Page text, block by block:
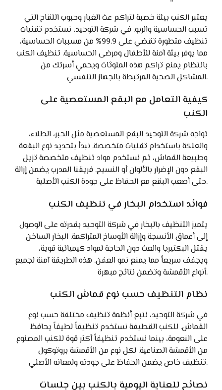
يعتبر الكنب بيئة خصبة لتراكم عث الغبار وحبوب اللقاح التي
تسبب الحساسية والربو. في شركة التوحيد، نستخدم تقنيات
تنظيف متطورة تقضي على 99.9% من مسببات الحساسية،
مما يوفر بيئة آمنة للأطفال ومرضى الحساسية. تنظيف الكنب
بانتظام يمنع تراكم هذه الملوثات ويحمي أسرتك من
المشاكل الصحية المرتبطة بالجهاز التنفسي.
كيفية التعامل مع البقع المستعصية على
الكنب
تواجه شركة التوحيد البقع المستعصية مثل الحبر، الطلاء،
والعلكة باستخدام تقنيات متخصصة. نبدأ بتحديد نوع البقعة
وطبيعة القماش، ثم نستخدم مواد تنظيف متخصصة تزيل
البقع دون الإضرار بالألوان أو النسيج. فريقنا المدرب يضمن إزالة
حتى أصعب البقع مع الحفاظ على جودة الكنب الأصلية.
فوائد استخدام البخار في تنظيف الكنب
يتميز التنظيف بالبخار في شركة التوحيد بقدرته على الوصول
إلى أعماق الأنسجة وإزالة الأوساخ المتراكمة. البخار الساخن
يقتل البكتيريا والعث دون الحاجة لمواد كيميائية قوية،
ويجفف سريعاً مما يمنع نمو العفن. هذه الطريقة آمنة لجميع
أنواع الأقمشة وتضمن نتائج مبهرة.
نظام التنظيف حسب نوع قماش الكنب
في شركة التوحيد، نتبع أنظمة تنظيف مختلفة حسب نوع
القماش. للكنب القطيفة نستخدم تنظيفاً لطيفاً يحافظ
على النعومة، بينما نستخدم تنظيفاً أكثر قوة للكنب المصنوع
من الأقمشة الصناعية. لكل نوع من الأقمشة بروتوكول
تنظيف خاص يضمن الحفاظ على جودته ولمعانه الأصلي.
نصائح للعناية اليومية بالكنب بين جلسات